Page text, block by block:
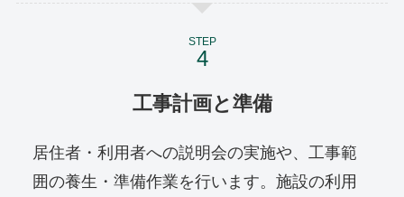
STEP
工事計画と準備
居住者・利用者への説明会の実施や、工事範
囲の養生・準備作業を行います。施設の利用